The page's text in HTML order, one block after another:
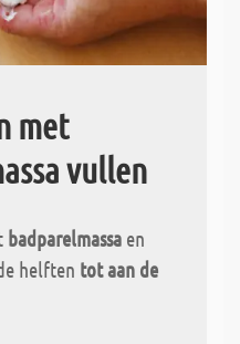
met
vullen
badparelmassa en
helften tot aan de